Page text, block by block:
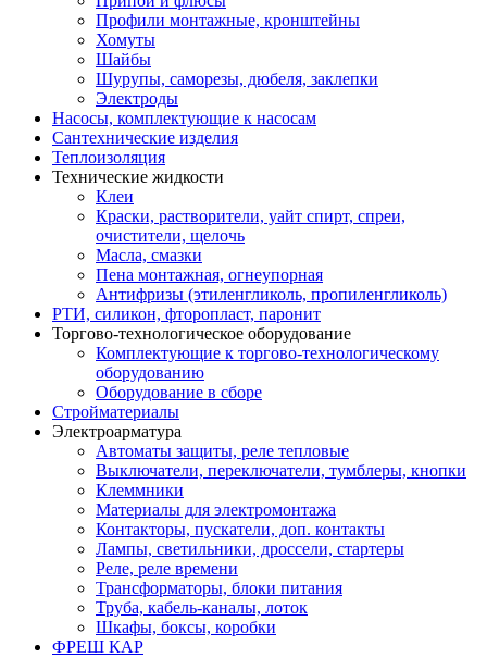
Профили монтажные, кронштейны
Хомуты
Шайбы
Шурупы, саморезы, дюбеля, заклепки
Электроды
Насосы, комплектующие к насосам
Сантехнические изделия
Теплоизоляция
Технические жидкости
Клеи
Краски, растворители, уайт спирт, спреи,
очистители, щелочь
Масла, смазки
Пена монтажная, огнеупорная
Антифризы (этиленгликоль, пропиленгликоль)
РТИ, силикон, фторопласт, паронит
Торгово-технологическое оборудование
Комплектующие к торгово-технологическому
оборудованию
Оборудование в сборе
Стройматериалы
Электроарматура
Автоматы защиты, реле тепловые
Выключатели, переключатели, тумблеры, кнопки
Клеммники
Материалы для электромонтажа
Контакторы, пускатели, доп. контакты
Лампы, светильники, дроссели, стартеры
Реле, реле времени
Трансформаторы, блоки питания
Труба, кабель-каналы, лоток
Шкафы, боксы, коробки
ФРЕШ КАР